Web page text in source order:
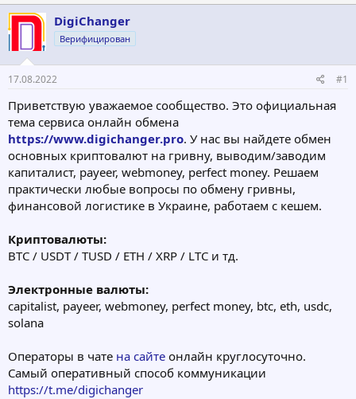
т
о
т
е
м
т
а
н
ч
а
DigiChanger
Верифицирован
17.08.2022 #1
Приветствую уважаемое сообщество. Это официальная
тема сервиса онлайн обмена
https://www.digichanger.pro. У нас вы найдете обмен
основных криптовалют на гривну, выводим/заводим
капиталист, payeer, webmoney, perfect money. Решаем
практически любые вопросы по обмену гривны,
финансовой логистике в Украине, работаем с кешем.
Криптовалюты:
BTC / USDT / TUSD / ETH / XRP / LTC и тд.
Электронные валюты:
capitalist, payeer, webmoney, perfect money, btc, eth, usdc,
solana
Операторы в чате на сайте онлайн круглосуточно.
Самый оперативный способ коммуникации
https://t.me/digichanger